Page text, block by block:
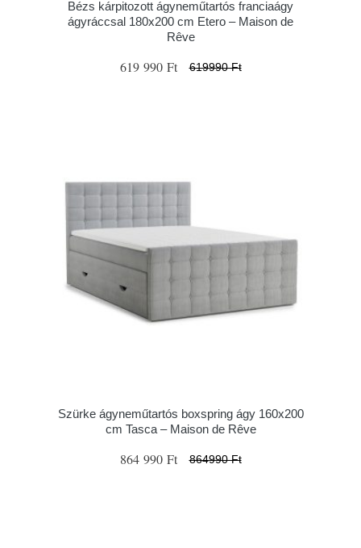
Bézs kárpitozott ágyneműtartós franciaágy
ágyráccsal 180x200 cm Etero – Maison de
Rêve
619 990 Ft 619990 Ft
Szürke ágyneműtartós boxspring ágy 160x200
cm Tasca – Maison de Rêve
864 990 Ft 864990 Ft